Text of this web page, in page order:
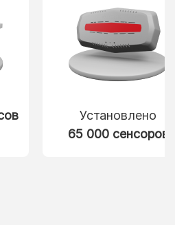
Установлено
65 000 сенсоров